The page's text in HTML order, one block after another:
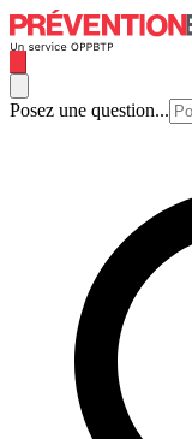
Posez une question...